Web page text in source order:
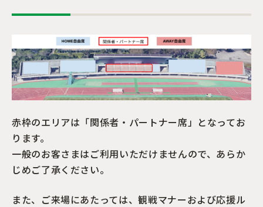
赤枠のエリアは「関係者・パートナー席」となってお
ります。
一般のお客さまはご利用いただけませんので、あらか
じめご了承ください。
また、ご来場にあたっては、観戦マナーおよび応援ル